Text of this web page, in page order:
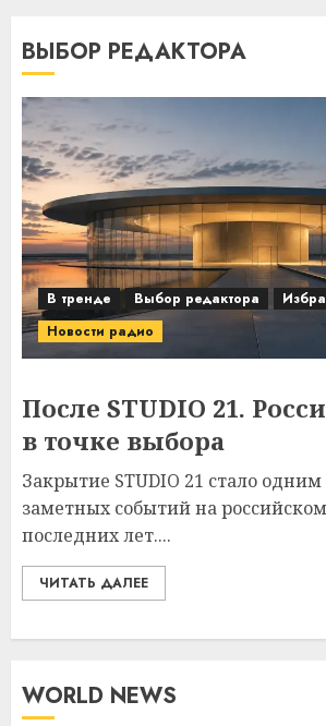
ВЫБОР РЕДАКТОРА
В тренде Выбор редактора
Новости радио
После STUDIO 21.
в точке выбора
Закрытие STUDIO 21 стало
заметных событий на
последних лет....
ЧИТАТЬ ДАЛЕЕ
WORLD NEWS